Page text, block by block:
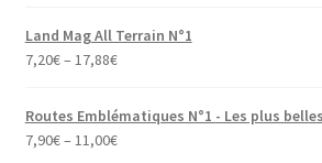
Land Mag All Terrain N°1
7,20€– 17,88€
Routes Emblématiques N°1 - Les plus
7,90€– 11,00€